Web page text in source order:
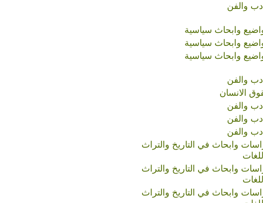
والفن
وابحاث سياسية
وابحاث سياسية
وابحاث سياسية
والفن
الانسان
والفن
والفن
والفن
وابحاث في التاريخ والتراث
وابحاث في التاريخ والتراث
وابحاث في التاريخ والتراث